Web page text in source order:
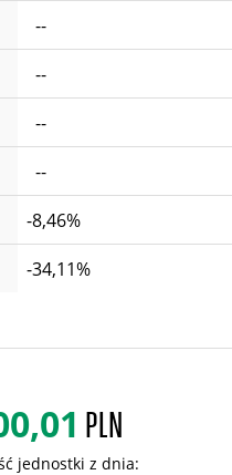
--
--
--
--
-8,46%
-34,11%
PLN
jednostki z dnia: